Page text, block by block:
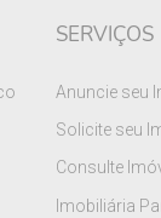
SERVIÇOS
Anuncie seu
Solicite seu
Consulte
Imobiliária